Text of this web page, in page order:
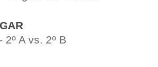
A vs. 2º B